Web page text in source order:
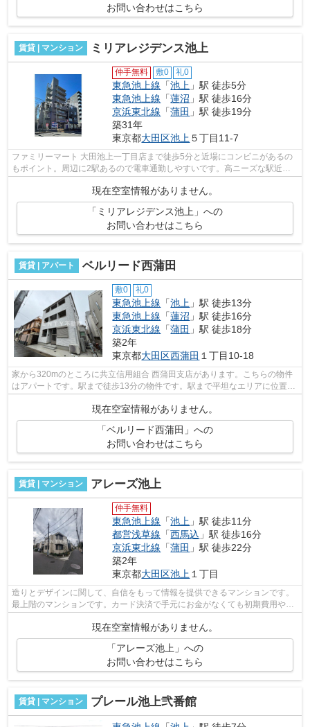
お問い合わせはこちら
賃貸 | マンション ミリアレジデンス池上
仲手無料 敷0 礼0
東急池上線 「池上 」駅 徒歩5分
東急池上線 「蓮沼 」駅 徒歩16分
京浜東北線 「蒲田 」駅 徒歩19分
築31年
東京都大田区池上 ５丁目11-7
ファミリーマート 大田池上一丁目店まで徒歩5分と近場にコンビニがあるの
もポイント。周辺に2駅あるので電車通勤しやすいです。高ニーズな駅近の
物件で、徒歩5分で駅に行くことができ...
現在空室情報がありません。
「ミリアレジデンス池上」への
お問い合わせはこちら
賃貸 | アパート ベルリード西蒲田
敷0 礼0
東急池上線 「池上 」駅 徒歩13分
東急池上線 「蓮沼 」駅 徒歩16分
京浜東北線 「蒲田 」駅 徒歩18分
築2年
東京都大田区西蒲田 １丁目10-18
家から320mのところに共立信用組合 西蒲田支店があります。こちらの物件
はアパートです。駅まで徒歩13分の物件です。駅まで平坦なエリアに位置す
現在空室情報がありません。
「ベルリード西蒲田」への
お問い合わせはこちら
賃貸 | マンション アレーズ池上
仲手無料
東急池上線 「池上 」駅 徒歩11分
都営浅草線 「西馬込 」駅 徒歩16分
京浜東北線 「蒲田 」駅 徒歩22分
築2年
東京都大田区池上 １丁目
造りとデザインに関して、自信をもって情報を提供できるマンションです。
最上階のマンションです。カード決済で手元にお金がなくても初期費用や家
賃支払いができます。駅まで歩いて11...
現在空室情報がありません。
「アレーズ池上」への
お問い合わせはこちら
賃貸 | マンション プレール池上弐番館